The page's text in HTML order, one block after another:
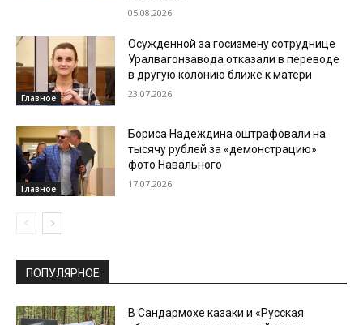
05.08.2026
Главное
Осужденной за госизмену сотруднице
Уралвагонзавода отказали в переводе
в другую колонию ближе к матери
23.07.2026
Главное
Бориса Надеждина оштрафовали на
тысячу рублей за «демонстрацию»
фото Навального
17.07.2026
ПОПУЛЯРНОЕ
В Сандармохе казаки и «Русская